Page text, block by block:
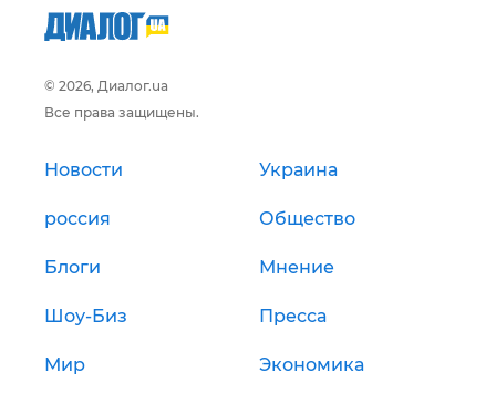
© 2026, Диалог.ua
Все права защищены.
Новости Украина
россия Общество
Блоги Мнение
Шоу-Биз Пресса
Мир Экономика